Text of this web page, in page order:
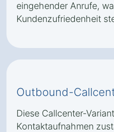
eingehender Anrufe,
Kundenzufriedenheit
Outbound-
Diese Callcenter-
Kontaktaufnahmen